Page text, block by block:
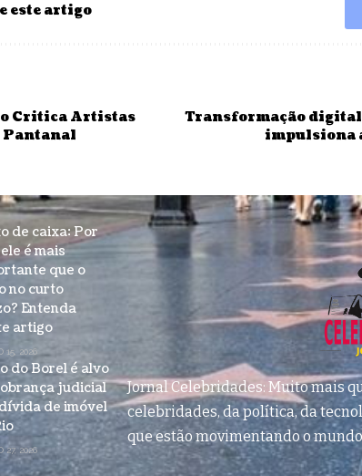
este artigo
Critica Artistas
Pantanal
Transformação
impulsiona
de caixa: Por
é mais
que o
no curto
Entenda
artigo
15, 2026
do Borel é alvo
judicial
de imóvel
27, 2026
Jornal Celebridades: Muito mais
celebridades, da política, da
que estão movimentando o